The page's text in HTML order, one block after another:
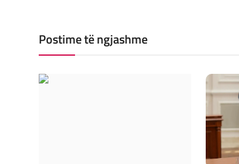
Postime të ngjashme